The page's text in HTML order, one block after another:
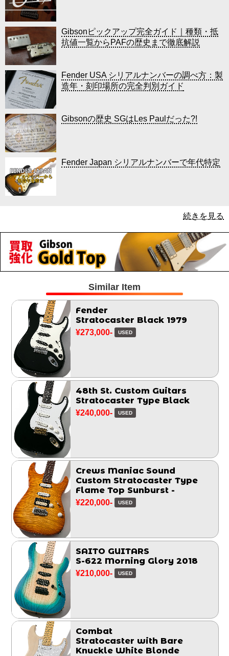
Gibsonピックアップ完全ガイド｜種類・抵
抗値一覧からPAFの歴史まで徹底解説
Fender USA シリアルナンバーの調べ方：製
造年・刻印場所の完全判別ガイド
Gibsonの歴史 SGはLes Paulだった?!
Fender Japan シリアルナンバーで年代特定
続きを見る
Similar Item
Fender
Stratocaster Black 1979
¥273,000- USED
48th St. Custom Guitars
Stratocaster Type Black
¥240,000- USED
Crews Maniac Sound
Custom Stratocaster Type
Flame Top Sunburst -
¥220,000- USED
SAITO GUITARS
S-622 Morning Glory 2018
¥210,000- USED
Combat
Stratocaster with Bare
Knuckle White Blonde